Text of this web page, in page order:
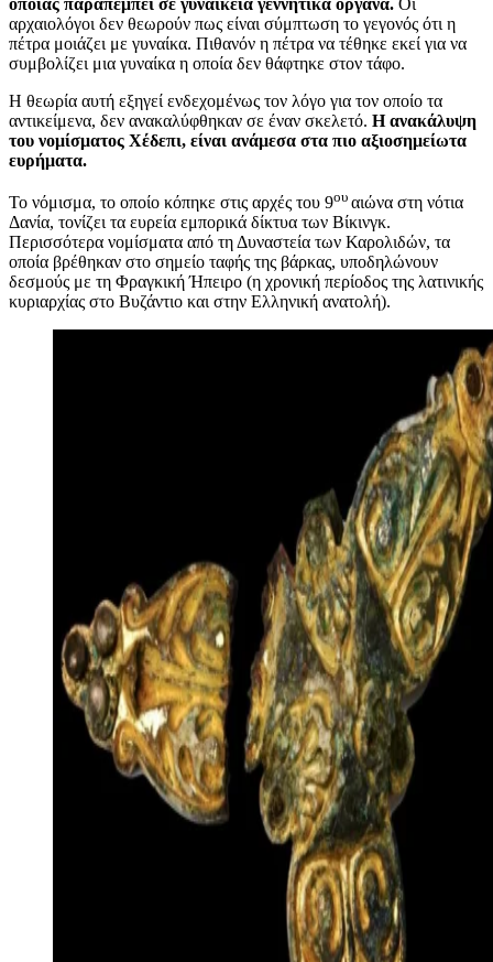
οποίας παραπέμπει σε γυναικεία γεννητικά όργανα. Οι
αρχαιολόγοι δεν θεωρούν πως είναι σύμπτωση το γεγονός ότι η
πέτρα μοιάζει με γυναίκα. Πιθανόν η πέτρα να τέθηκε εκεί για να
συμβολίζει μια γυναίκα η οποία δεν θάφτηκε στον τάφο.
Η θεωρία αυτή εξηγεί ενδεχομένως τον λόγο για τον οποίο τα
αντικείμενα, δεν ανακαλύφθηκαν σε έναν σκελετό. Η ανακάλυψη
του νομίσματος Χέδεπι, είναι ανάμεσα στα πιο αξιοσημείωτα
ευρήματα.
Το νόμισμα, το οποίο κόπηκε στις αρχές του 9ου αιώνα στη νότια
Δανία, τονίζει τα ευρεία εμπορικά δίκτυα των Βίκινγκ.
Περισσότερα νομίσματα από τη Δυναστεία των Καρολιδών, τα
οποία βρέθηκαν στο σημείο ταφής της βάρκας, υποδηλώνουν
δεσμούς με τη Φραγκική Ήπειρο (η χρονική περίοδος της λατινικής
κυριαρχίας στο Βυζάντιο και στην Ελληνική ανατολή).